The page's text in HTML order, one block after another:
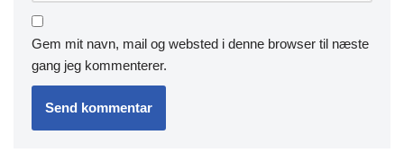
Gem mit navn, mail og websted i denne browser til næste
gang jeg kommenterer.